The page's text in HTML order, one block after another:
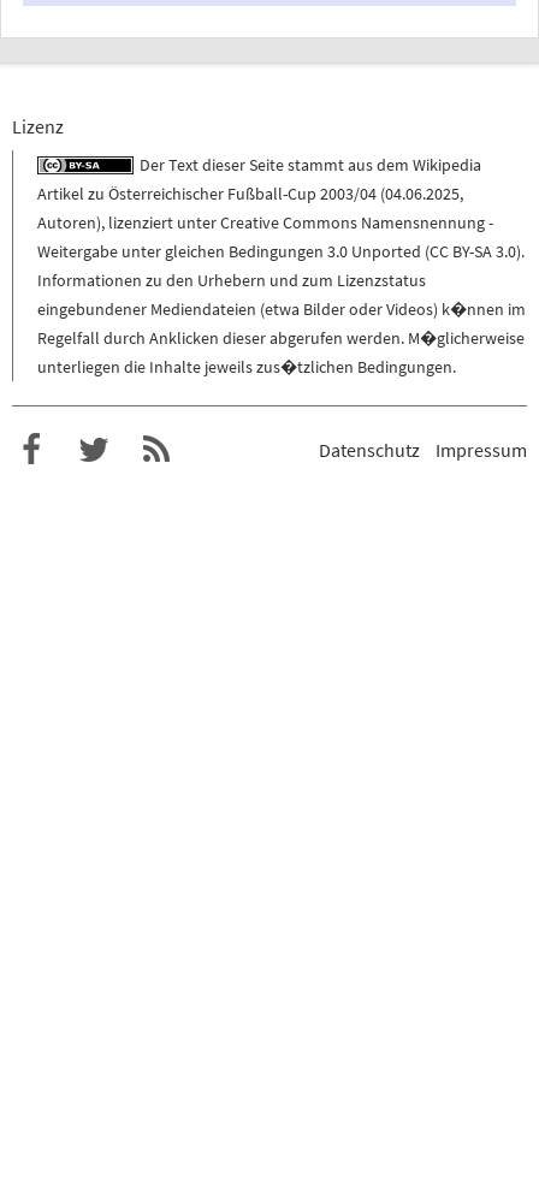
Lizenz
Der Text dieser Seite stammt aus dem Wikipedia
Artikel zu Österreichischer Fußball-Cup 2003/04 (04.06.2025,
Autoren), lizenziert unterCreative Commons Namensnennung -
Weitergabe unter gleichen Bedingungen 3.0 Unported (CC BY-SA 3.0).
Informationen zu den Urhebern und zum Lizenzstatus
eingebundener Mediendateien (etwa Bilder oder Videos) k�nnen im
Regelfall durch Anklicken dieser abgerufen werden. M�glicherweise
unterliegen die Inhalte jeweils zus�tzlichen Bedingungen.
Datenschutz Impressum